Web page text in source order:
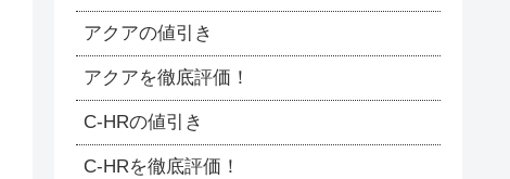
アクアの値引き
アクアを徹底評価！
C-HRの値引き
C-HRを徹底評価！